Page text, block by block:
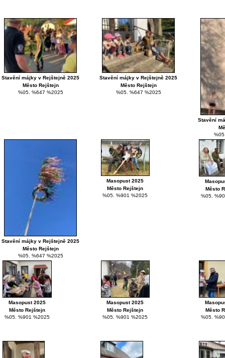
Stavění májky v Rejštejně 2025
Město Rejštejn
%05. %647 %2025
Stavění májky v Rejštejně 2025
Město Rejštejn
%05. %647 %2025
Stavění
Stavění májky v Rejštejně 2025
Město Rejštejn
%05. %647 %2025
Masopust 2025
Město Rejštejn
%05. %901 %2025
Město
%05.
Masopust 2025
Město Rejštejn
%05. %901 %2025
Masopust 2025
Město Rejštejn
%05. %901 %2025
Město
%05.